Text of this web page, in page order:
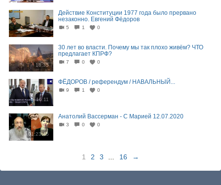
41:26
Действие Конституции 1977 года было прервано
незаконно. Евгений Фёдоров
5 1 0
18:35
30 лет во власти. Почему мы так плохо живём? ЧТО
предлагает КПРФ?
7 0 0
16:11
ФЁДОРОВ / референдум / НАВАЛЬНЫЙ...
9 1 0
01:23:45
Анатолий Вассерман - С Марией 12.07.2020
3 0 0
1 2 3 16 →